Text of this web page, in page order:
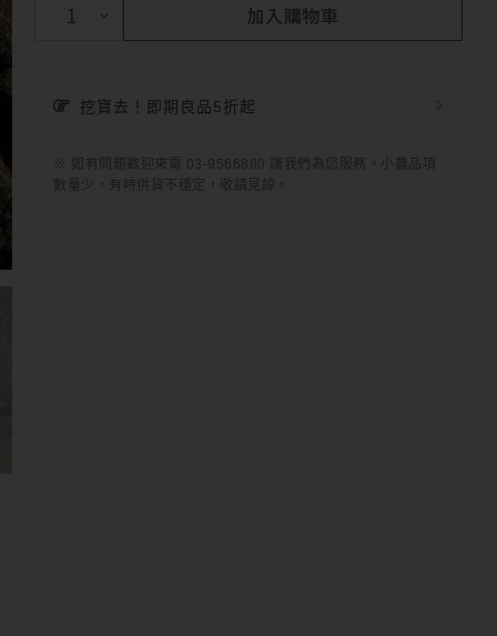
加入購物車
挖寶去！即期良品5折起
※ 如有問題歡迎來電 03-9566880 讓我們為您服務。小農品項
數量少，有時供貨不穩定，敬請見諒。